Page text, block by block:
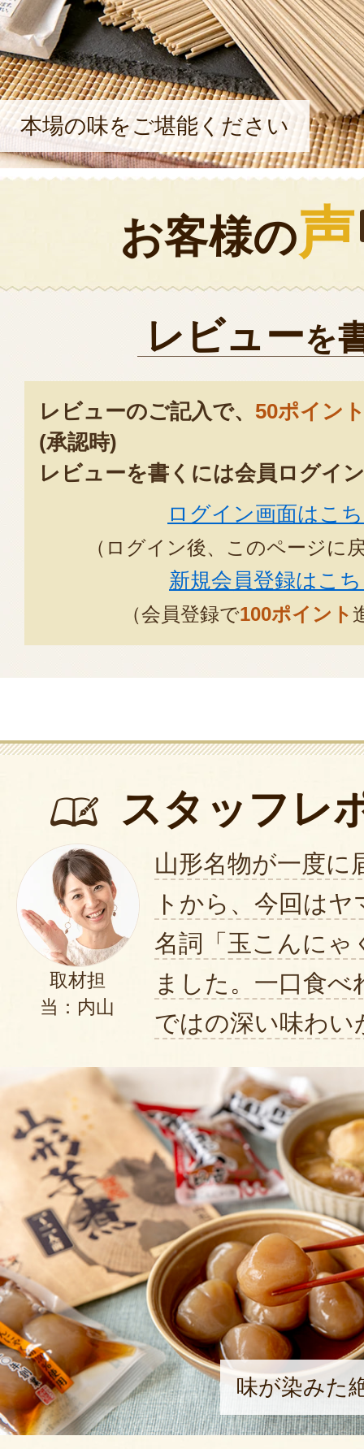
本場の味をご堪能ください
お客様の声
レビューを
レビューのご記入で、 50ポイン
(承認時)
レビューを書くには会員ログイ
ログイン画面はこ
（ログイン後、このページに
新規会員登録はこ
（会員登録で100ポイント
スタッフレ
取材担
当：内山
山形名物が一度に
トから、今回は
名詞「玉こんにゃ
ました。一口食べ
ではの深い味わい
味が染みた